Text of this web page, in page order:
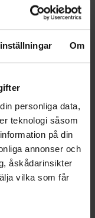
Om
personliga data,
teknologi såsom
på din
annonser och
åskådarinsikter
vilka som får
[Top]
GM
PF G
U
0
0
0